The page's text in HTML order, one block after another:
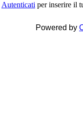
Autenticati per inserire il
Powered by